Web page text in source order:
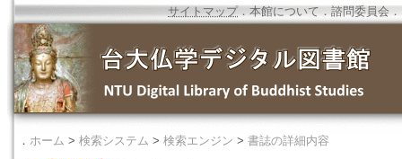
サイトマップ．本館について ． 諮問委員会 ．
． ホーム > 検索システム > 検索エンジン > 書誌の詳細内容